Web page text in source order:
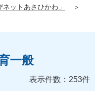
ットあさひかわ」
＞
一般
表示件数：253件